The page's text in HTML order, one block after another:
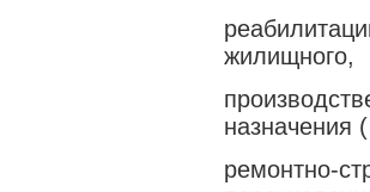
жилищного,
назначения
ремонтно-